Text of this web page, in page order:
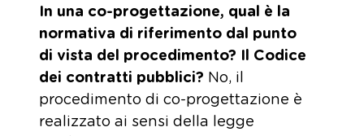
In una co-progettazione, qual è la
normativa di riferimento dal punto
di vista del procedimento? Il Codice
dei contratti pubblici? No, il
procedimento di co-progettazione è
realizzato ai sensi della legge